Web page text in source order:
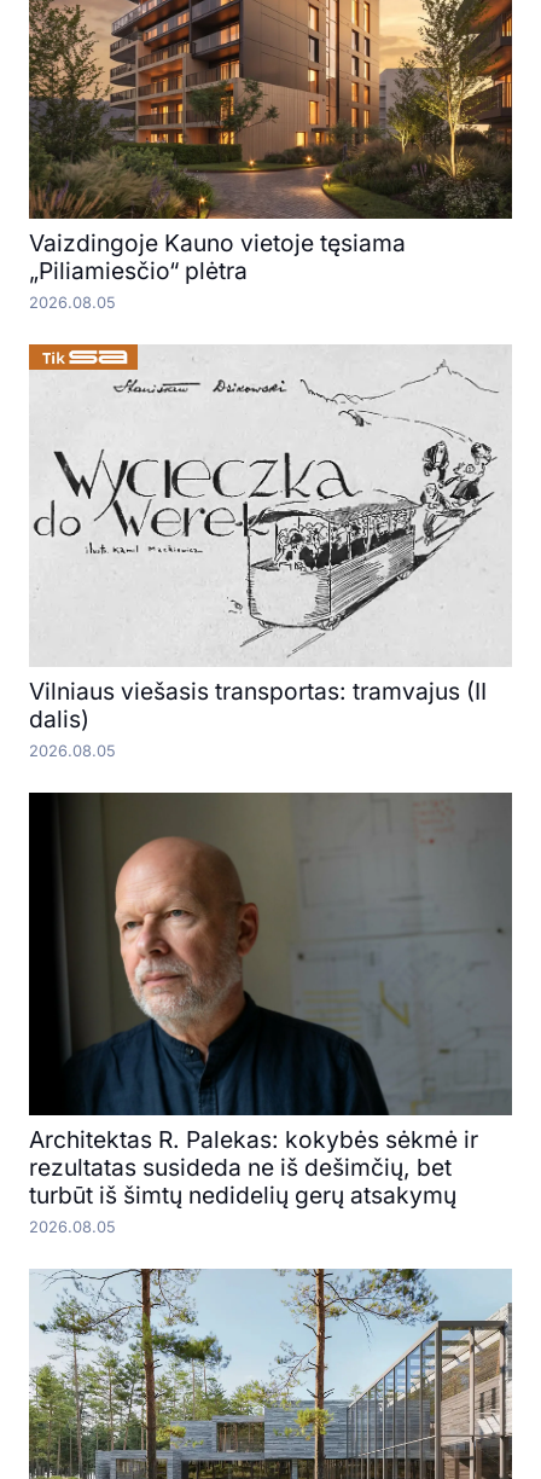
Vaizdingoje Kauno vietoje tęsiama
„Piliamiesčio“ plėtra
2026.08.05
Vilniaus viešasis transportas: tramvajus (II
dalis)
2026.08.05
Architektas R. Palekas: kokybės sėkmė ir
rezultatas susideda ne iš dešimčių, bet
turbūt iš šimtų nedidelių gerų atsakymų
2026.08.05